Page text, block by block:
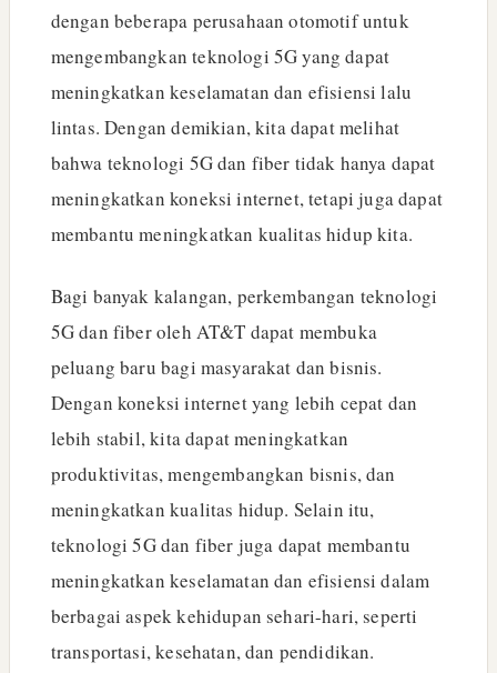
dengan beberapa perusahaan otomotif untuk
mengembangkan teknologi 5G yang dapat
meningkatkan keselamatan dan efisiensi lalu
lintas. Dengan demikian, kita dapat melihat
bahwa teknologi 5G dan fiber tidak hanya dapat
meningkatkan koneksi internet, tetapi juga dapat
membantu meningkatkan kualitas hidup kita.
Bagi banyak kalangan, perkembangan teknologi
5G dan fiber oleh AT&T dapat membuka
peluang baru bagi masyarakat dan bisnis.
Dengan koneksi internet yang lebih cepat dan
lebih stabil, kita dapat meningkatkan
produktivitas, mengembangkan bisnis, dan
meningkatkan kualitas hidup. Selain itu,
teknologi 5G dan fiber juga dapat membantu
meningkatkan keselamatan dan efisiensi dalam
berbagai aspek kehidupan sehari-hari, seperti
transportasi, kesehatan, dan pendidikan.